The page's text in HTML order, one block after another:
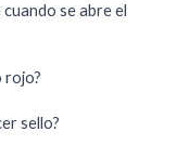
se abre el
rojo?
sello?